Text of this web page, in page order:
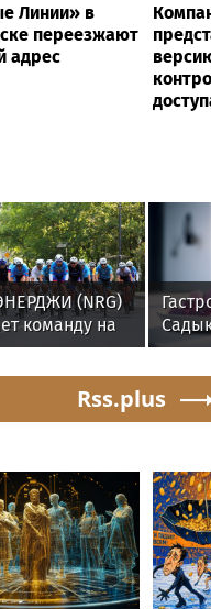
Линии» в
переезжают
адрес
(NRG)
команду на
в
как
Rss.plus